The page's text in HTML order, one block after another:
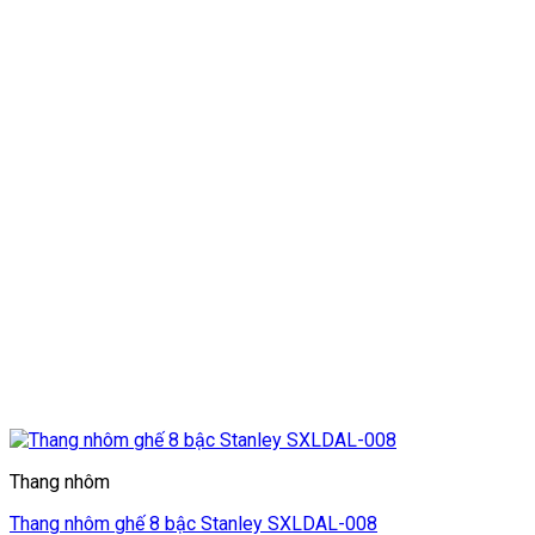
Thang nhôm
Thang nhôm ghế 8 bậc Stanley SXLDAL-008